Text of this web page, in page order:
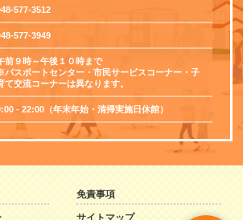
577-3512
577-3949
前９時～午後１０時まで
パスポートセンター・市民サービスコーナー・子
て交流コーナーは異なります。
- 22:00（年末年始・清掃実施日休館）
免責事項
サイトマップ